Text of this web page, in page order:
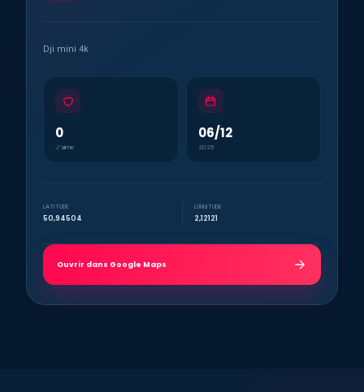
Dji mini 4k
0
J’aime
06/12
2025
LATITUDE
50,94504
LONGITUDE
2,12121
Ouvrir dans Google Maps